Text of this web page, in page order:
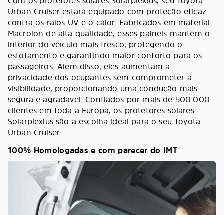
Urban Cruiser estará equipado com proteção eficaz
contra os raios UV e o calor. Fabricados em material
Macrolon de alta qualidade, esses painéis mantêm o
interior do veículo mais fresco, protegendo o
estofamento e garantindo maior conforto para os
passageiros. Além disso, eles aumentam a
privacidade dos ocupantes sem comprometer a
visibilidade, proporcionando uma condução mais
segura e agradável. Confiados por mais de 500.000
clientes em toda a Europa, os protetores solares
Solarplexius são a escolha ideal para o seu Toyota
Urban Cruiser.
100% Homologadas e com parecer do IMT